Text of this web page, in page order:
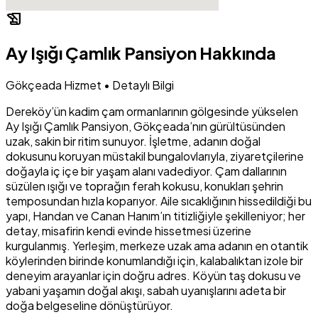
history_edu
Ay Işığı Çamlık Pansiyon Hakkında
Gökçeada Hizmet • Detaylı Bilgi
Dereköy’ün kadim çam ormanlarının gölgesinde yükselen
Ay Işığı Çamlık Pansiyon, Gökçeada’nın gürültüsünden
uzak, sakin bir ritim sunuyor. İşletme, adanın doğal
dokusunu koruyan müstakil bungalovlarıyla, ziyaretçilerine
doğayla iç içe bir yaşam alanı vadediyor. Çam dallarının
süzülen ışığı ve toprağın ferah kokusu, konukları şehrin
temposundan hızla koparıyor. Aile sıcaklığının hissedildiği bu
yapı, Handan ve Canan Hanım’ın titizliğiyle şekilleniyor; her
detay, misafirin kendi evinde hissetmesi üzerine
kurgulanmış. Yerleşim, merkeze uzak ama adanın en otantik
köylerinden birinde konumlandığı için, kalabalıktan izole bir
deneyim arayanlar için doğru adres. Köyün taş dokusu ve
yabani yaşamın doğal akışı, sabah uyanışlarını adeta bir
doğa belgeseline dönüştürüyor.